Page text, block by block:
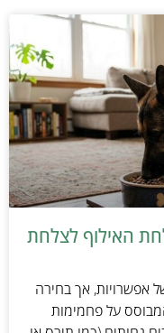
האילוף לצלחת
אפשרויות, אך בחירה
על פחמימות